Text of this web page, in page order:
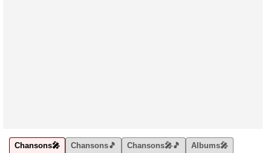
Chansons🎤 Chansons🎵 Chansons🎤🎵 Albums🎤